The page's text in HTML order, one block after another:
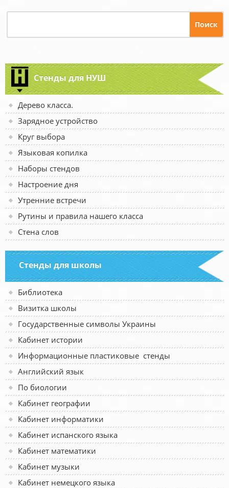
Стенды для НУШ
Дерево класса.
Зарядное устройство
Круг выбора
Языковая копилка
Наборы стендов
Настроение дня
Утренние встречи
Рутины и правила нашего класса
Стена слов
Стенды для школы
Библиотека
Визитка школы
Государственные символы Украины
Кабинет истории
Информационные пластиковые стенды
Английский язык
По биологии
Кабинет географии
Кабинет информатики
Кабинет испанского языка
Кабинет математики
Кабинет музыки
Кабинет немецкого языка